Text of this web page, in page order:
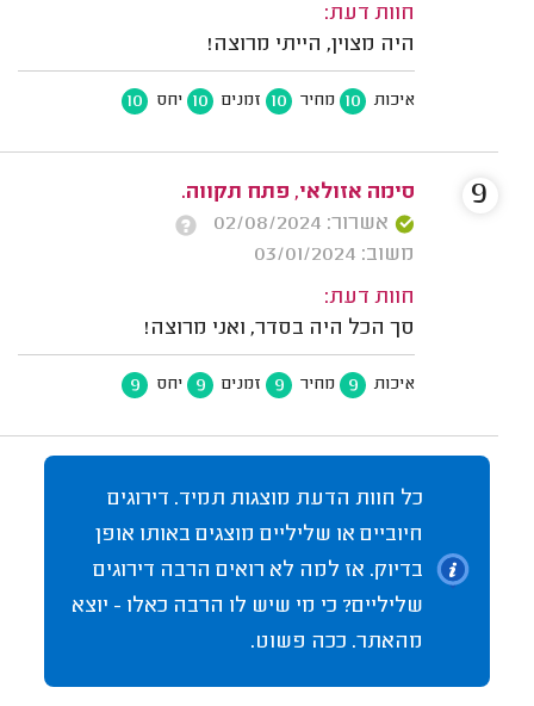
חוות דעת:
היה מצוין, הייתי מרוצה!
איכות 10 מחיר 10 זמנים 10 יחס 10
סימה אזולאי, פתח תקווה.
אשרור: 02/08/2024
משוב: 03/01/2024
חוות דעת:
סך הכל היה בסדר, ואני מרוצה!
איכות 9 מחיר 9 זמנים 9 יחס 9
9
כל חוות הדעת מוצגות תמיד. דירוגים
חיוביים או שליליים מוצגים באותו אופן
בדיוק. אז למה לא רואים הרבה דירוגים
שליליים? כי מי שיש לו הרבה כאלו - יוצא
מהאתר. ככה פשוט.